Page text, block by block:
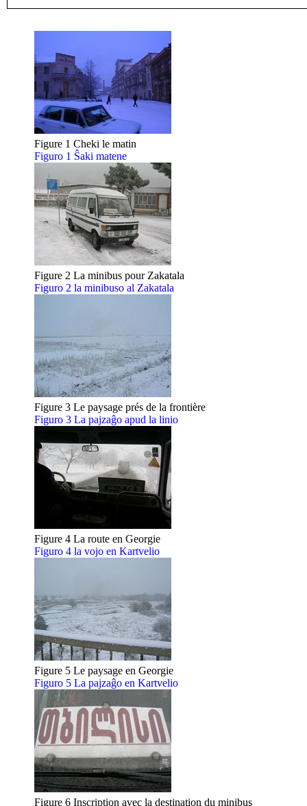
Figure 1 Cheki le matin
Figuro 1 Ŝaki matene
Figure 2 La minibus pour Zakatala
Figuro 2 la minibuso al Zakatala
Figure 3 Le paysage prés de la frontière
Figuro 3 La pajzaĝo apud la linio
Figure 4 La route en Georgie
Figuro 4 la vojo en Kartvelio
Figure 5 Le paysage en Georgie
Figuro 5 La pajzaĝo en Kartvelio
Figure 6 Inscription avec la destination du minibus